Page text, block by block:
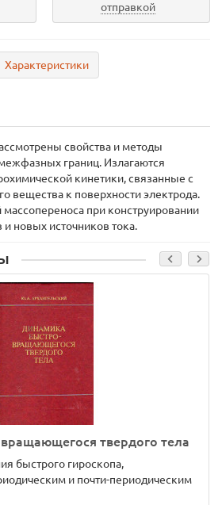
отправкой
Характеристики
свойства и методы
границ. Излагаются
кинетики, связанные с
вещества к поверхности электрода.
при конструировании
новых источников тока.
твердого тела
быстрого гироскопа,
и почти-периодическим